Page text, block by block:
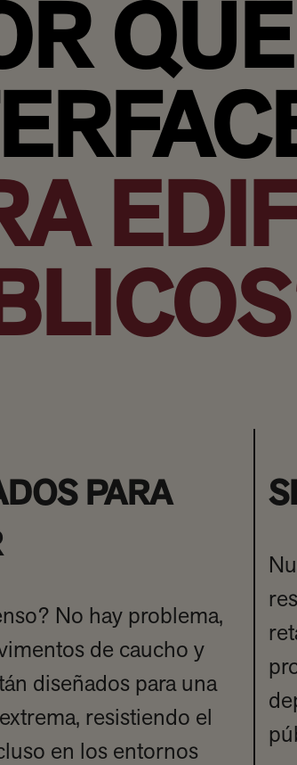
PARA
No hay problema,
de caucho y
diseñados para una
resistiendo el
en los entornos